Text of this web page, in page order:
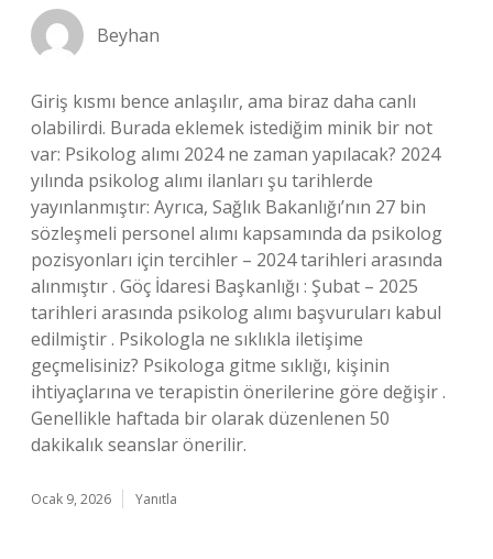
Beyhan
Giriş kısmı bence anlaşılır, ama biraz daha canlı
olabilirdi. Burada eklemek istediğim minik bir not
var: Psikolog alımı 2024 ne zaman yapılacak? 2024
yılında psikolog alımı ilanları şu tarihlerde
yayınlanmıştır: Ayrıca, Sağlık Bakanlığı’nın 27 bin
sözleşmeli personel alımı kapsamında da psikolog
pozisyonları için tercihler – 2024 tarihleri arasında
alınmıştır . Göç İdaresi Başkanlığı : Şubat – 2025
tarihleri arasında psikolog alımı başvuruları kabul
edilmiştir . Psikologla ne sıklıkla iletişime
geçmelisiniz? Psikologa gitme sıklığı, kişinin
ihtiyaçlarına ve terapistin önerilerine göre değişir .
Genellikle haftada bir olarak düzenlenen 50
dakikalık seanslar önerilir.
Ocak 9, 2026 Yanıtla